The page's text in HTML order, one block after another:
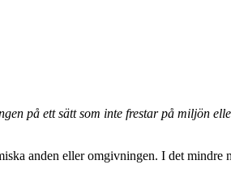
på ett sätt som inte frestar på miljön
anden eller omgivningen. I det